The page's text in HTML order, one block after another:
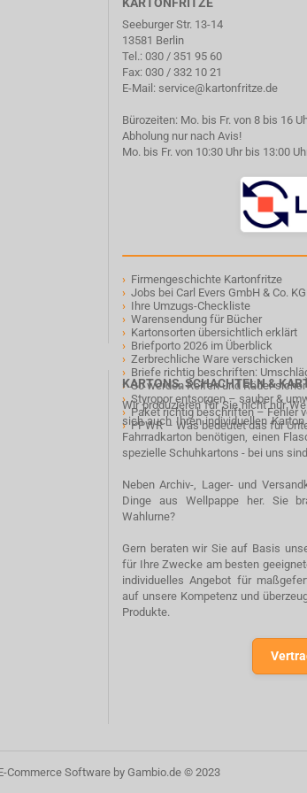
Seeburger Str. 13-14
13581 Berlin
Tel.: 030 / 351 95 60
Fax: 030 / 332 10 21
E-Mail: service@kartonfritze.de
Bürozeiten: Mo. bis Fr. von 8 bis 16
Abholung nur nach Avis!
Mo. bis Fr. von 10:30 Uhr bis 13:00
› Firmengeschichte Kartonfritze
› Jobs bei Carl Evers GmbH & Co. KG
› Ihre Umzugs-Checkliste
› Warensendung für Bücher
› Kartonsorten übersichtlich erklärt
› Briefporto 2026 im Überblick
› Zerbrechliche Ware verschicken
› Briefe richtig beschriften:
› So werden Reifen und Räder
› Styropor entsorgen – sauber &
› Paket richtig beschriften – Fehler
› PPWR – Was bedeutet das für
KARTONS, SCHACHTELN &
Wir produzieren für Sie nicht nur
sich auch Ihren individuellen
Fahrradkarton benötigen, einen
spezielle Schuhkartons - bei uns
Neben Archiv-, Lager- und
Dinge aus Wellpappe her. Sie
Wahlurne?
Gern beraten wir Sie auf Basis
für Ihre Zwecke am besten
individuelles Angebot für
auf unsere Kompetenz und
Produkte.
Commerce Software by Gambio.de © 2023